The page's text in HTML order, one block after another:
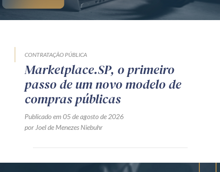
CONTRATAÇÃO PÚBLICA
Marketplace.SP, o primeiro
passo de um novo modelo de
compras públicas
Publicado em 05 de agosto de 2026
por Joel de Menezes Niebuhr